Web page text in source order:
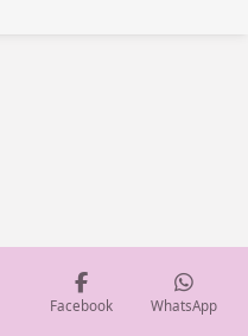
Facebook WhatsApp